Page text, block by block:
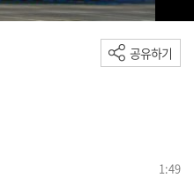
공유하기
1:49